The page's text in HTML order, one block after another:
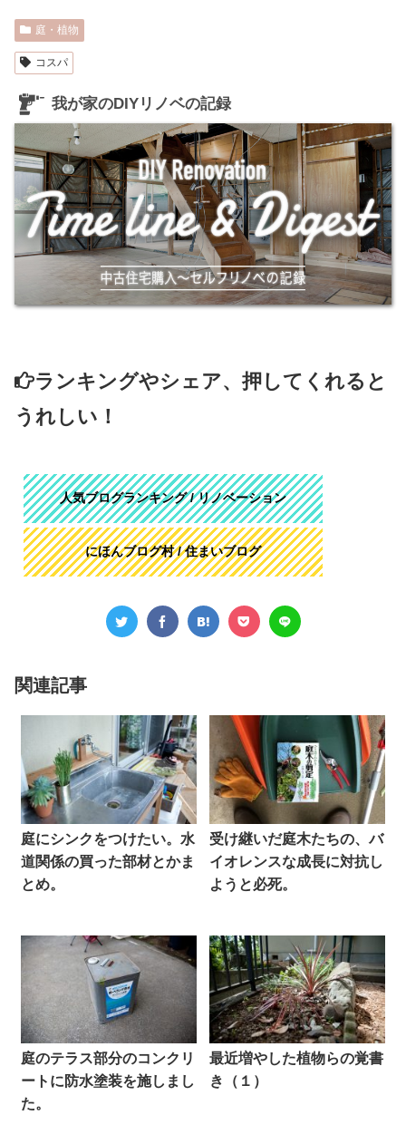
庭・植物
コスパ
我が家のDIYリノベの記録
ランキングやシェア、押してくれると
うれしい！
人気ブログランキング / リノベーション
にほんブログ村 / 住まいブログ
関連記事
庭にシンクをつけたい。水
道関係の買った部材とかま
とめ。
受け継いだ庭木たちの、バ
イオレンスな成長に対抗し
ようと必死。
庭のテラス部分のコンクリ
ートに防水塗装を施しまし
た。
最近増やした植物らの覚書
き（１）